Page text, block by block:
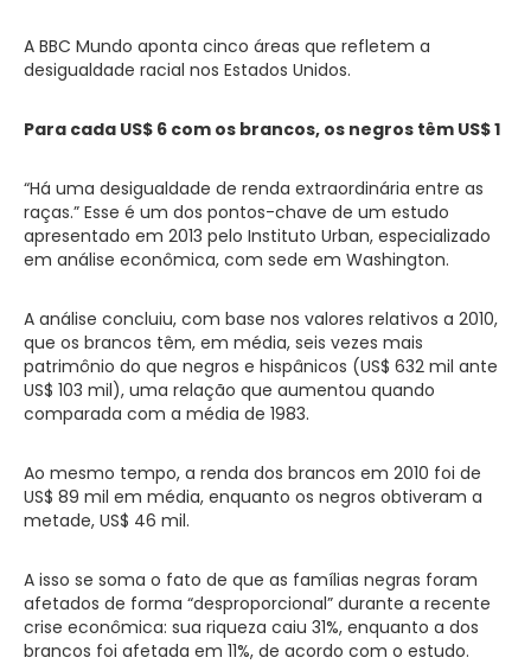
A BBC Mundo aponta cinco áreas que refletem a
desigualdade racial nos Estados Unidos.
Para cada US$ 6 com os brancos, os negros têm US$ 1
“Há uma desigualdade de renda extraordinária entre as
raças.” Esse é um dos pontos-chave de um estudo
apresentado em 2013 pelo Instituto Urban, especializado
em análise econômica, com sede em Washington.
A análise concluiu, com base nos valores relativos a 2010,
que os brancos têm, em média, seis vezes mais
patrimônio do que negros e hispânicos (US$ 632 mil ante
US$ 103 mil), uma relação que aumentou quando
comparada com a média de 1983.
Ao mesmo tempo, a renda dos brancos em 2010 foi de
US$ 89 mil em média, enquanto os negros obtiveram a
metade, US$ 46 mil.
A isso se soma o fato de que as famílias negras foram
afetados de forma “desproporcional” durante a recente
crise econômica: sua riqueza caiu 31%, enquanto a dos
brancos foi afetada em 11%, de acordo com o estudo.